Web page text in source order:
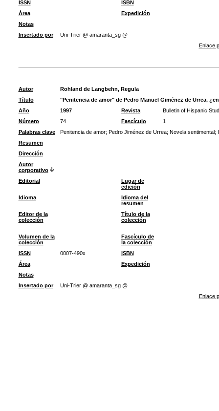
ISSN
ISBN
Área
Expedición
Notas
Insertado por
Uni-Trier @ amaranta_sg @
Enlace
Autor
Rohland de Langbehn, Regula
Título
"Penitencia de amor" de Pedro Manuel Giménez de Urrea,
Año
1997 Revista
Bulletin of Hispanic
Número
74 Fascículo
1
Palabras clave
Penitencia de amor; Pedro Jiménez de Urrea; Novela sentimental;
Resumen
Dirección
Autor
corporativo
Editorial
Lugar de
edición
Idioma
Idioma del
resumen
Editor de la
colección
Título de la
colección
Volumen de la
colección
Fascículo de
la colección
ISSN
0007-490x
ISBN
Área
Expedición
Notas
Insertado por
Uni-Trier @ amaranta_sg @
Enlace